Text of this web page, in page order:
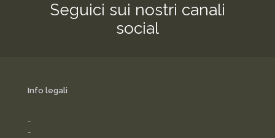
Seguici sui nostri canali
social
Info legali
-
-